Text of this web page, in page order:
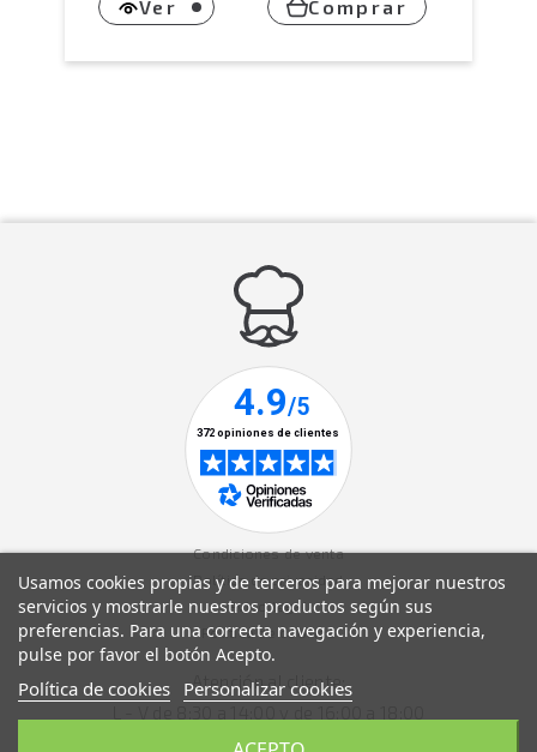
Ver Comprar
Condiciones de venta
Política de privacidad
Aviso legal
Política de cookies
Atención al cliente:
Usamos cookies propias y de terceros para mejorar nuestros
servicios y mostrarle nuestros productos según sus
preferencias. Para una correcta navegación y experiencia,
pulse por favor el botón Acepto.
Política de cookies Personalizar cookies